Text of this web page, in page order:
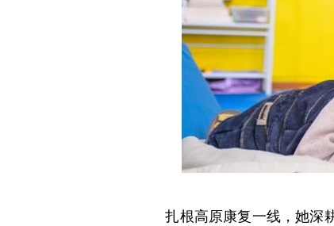
扎根高原康复一线，她深耕